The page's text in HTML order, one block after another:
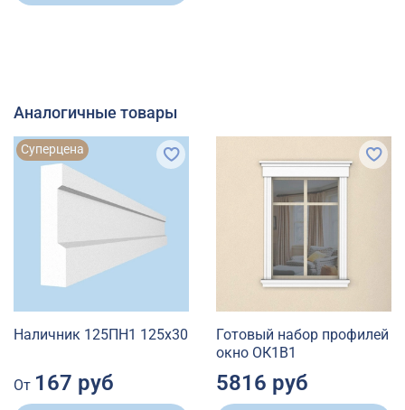
Аналогичные товары
Суперцена
Наличник 125ПН1 125х30
От 167 руб
Готовый набор профилей
окно ОК1В1
5816 руб